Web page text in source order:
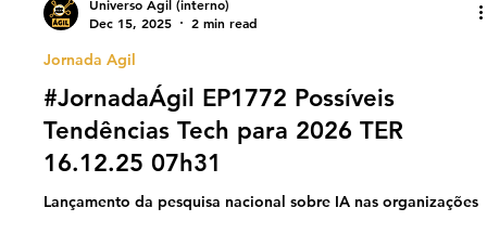
Universo Ágil (interno)
Dec 15, 2025
2 min read
Tendências Tech para 2026 TER